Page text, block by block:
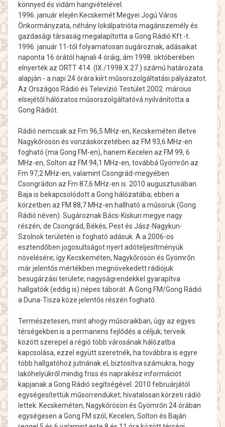
könnyed és vidám hangvételével.
1996. január elején Kecskemét Megyei Jogú Város
Önkormányzata, néhány lokálpatrióta magánszemély és
gazdasági társaság megalapította a Gong Rádió Kft.-t.
1996. január 11-től folyamatosan sugároznak, adásaikat
naponta 16 órától hajnali 4 óráig, ám 1998. októberében
elnyerték az ORTT 414. (IX./1998.X.27.) számú határozata
alapján - a napi 24 órára kiírt műsorszolgáltatási pályázatot.
Az Országos Rádió és Televízió Testület 2002. március
elsejétől hálózatos műsorszolgáltatóvá nyilvánította a
Gong Rádiót.
Rádió nemcsak az Fm 96,5 MHz-en, Kecskeméten illetve
Nagykőrösön és vonzáskörzetében az FM 93,6 MHz-en
fogható (ma Gong FM-en), hanem Kecelen az FM 99, 6
MHz-en, Solton az FM 94,1 MHz-en, továbbá Gyömrőn az
Fm 97,2 MHz-en, valamint Csongrád-megyében
Csongrádon az Fm 87,6 MHz-en is. 2010 augusztusában
Baja is bekapcsolódott a Gong hálózatába; ebben a
körzetben az FM 88,7 MHz-en hallható a műsoruk (Gong
Rádió néven). Sugároznak Bács-Kiskun megye nagy
részén, de Csongrád, Békés, Pest és Jász-Nagykun-
Szolnok területén is fogható adásuk. A a 2006-os
esztendőben jogosultságot nyert adóteljesítményük
növelésére; így Kecskeméten, Nagykőrösön és Gyömrőn
már jelentős mértékben megnövekedett rádiójuk
besugárzási területe; nagyságrendekkel gyarapítva
hallgatóik (eddig is) népes táborát. A Gong FM/Gong Rádió
a Duna-Tisza köze jelentős részén fogható.
Természetesen, mint ahogy műsoraikban, úgy az egyes
térségekben is a permanens fejlődés a céljuk; terveik
között szerepel a régió több városának hálózatba
kapcsolása, ezzel együtt szeretnék, ha továbbra is egyre
több hallgatóhoz jutnának el, biztosítva számukra, hogy
lakóhelyükről mindig friss és naprakész információt
kapjanak a Gong Rádió segítségével. 2010 februárjától
egységesítettük műsorrendüket; hivatalosan körzeti rádió
lettek. Kecskeméten, Nagykőrösön és Gyömrőn 24 órában
egységesen a Gong FM szól, Kecelen, Solton és Baján